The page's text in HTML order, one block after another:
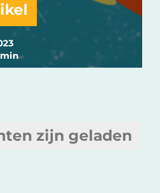
min
zijn geladen